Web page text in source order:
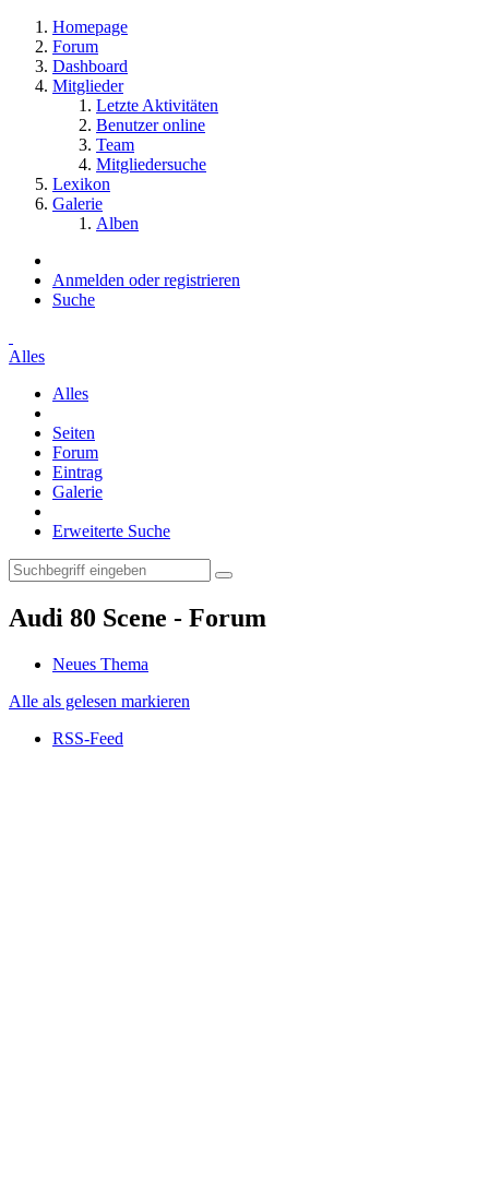
Homepage
Forum
Dashboard
Mitglieder
Letzte Aktivitäten
Benutzer online
Team
Mitgliedersuche
Lexikon
Galerie
Alben
Anmelden oder registrieren
Suche
Alles
Alles
Seiten
Forum
Eintrag
Galerie
Erweiterte Suche
Audi 80 Scene - Forum
Neues Thema
Alle als gelesen markieren
RSS-Feed